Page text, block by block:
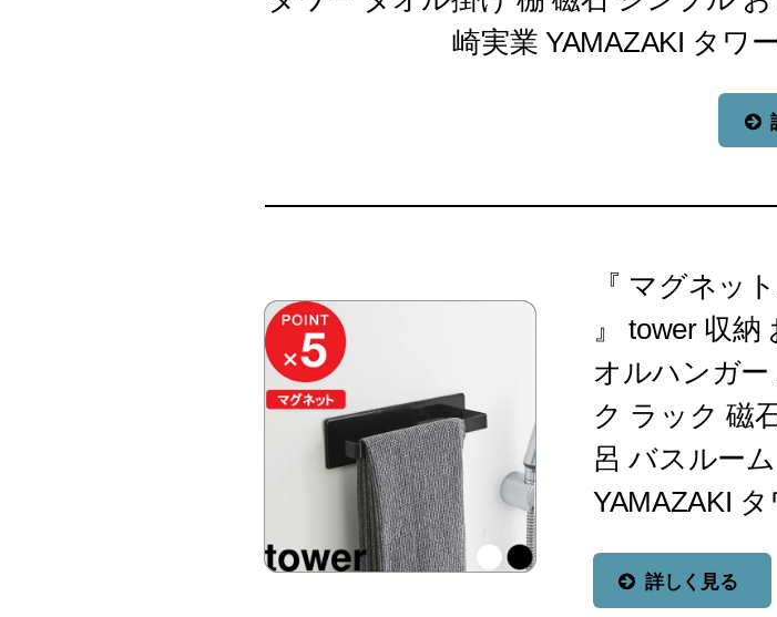
崎実業 YAMAZAKI タワ
『 マグネッ
』 tower 収納
オルハンガ
ク ラック 磁
呂 バスルー
YAMAZAKI
詳しく見る